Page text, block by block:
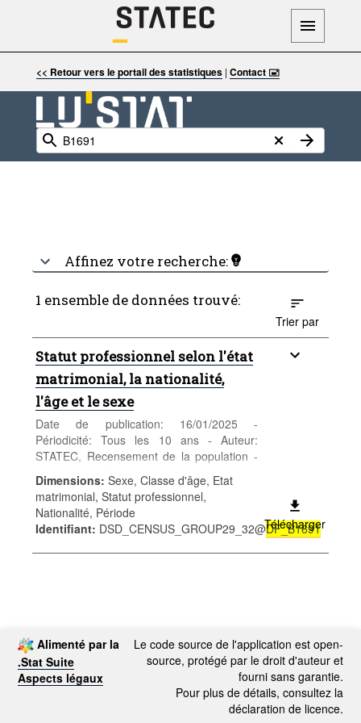
<< Retour vers le portail des statistiques| Contact 🖃
Affinez votre recherche:
1 ensemble de données trouvé:
Trier par
Statut professionnel selon l'état
matrimonial, la nationalité,
l'âge et le sexe
Date de publication: 16/01/2025 -
Périodicité: Tous les 10 ans - Auteur:
STATEC, Recensement de la population -
Catégorie: Population et emploi -
Population - Mots-clés: population, sexe,
âge, nationalité, recensement,
démographie
Dimensions: Sexe, Classe d'âge, Etat
matrimonial, Statut professionnel,
Nationalité, Période
Identifiant: DSD_CENSUS_GROUP29_32@DF_B1691
Télécharger
Alimenté par la
.Stat Suite
Aspects légaux
Le code source de l'application est open-
source, protégé par le droit d'auteur et
fourni sans garantie.
Pour plus de détails, consultez la
déclaration de licence.